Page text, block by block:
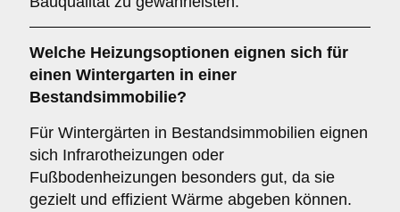
Welche Heizungsoptionen eignen sich für
einen Wintergarten in einer
Bestandsimmobilie?
Für Wintergärten in Bestandsimmobilien eignen
sich Infrarotheizungen oder
Fußbodenheizungen besonders gut, da sie
gezielt und effizient Wärme abgeben können.